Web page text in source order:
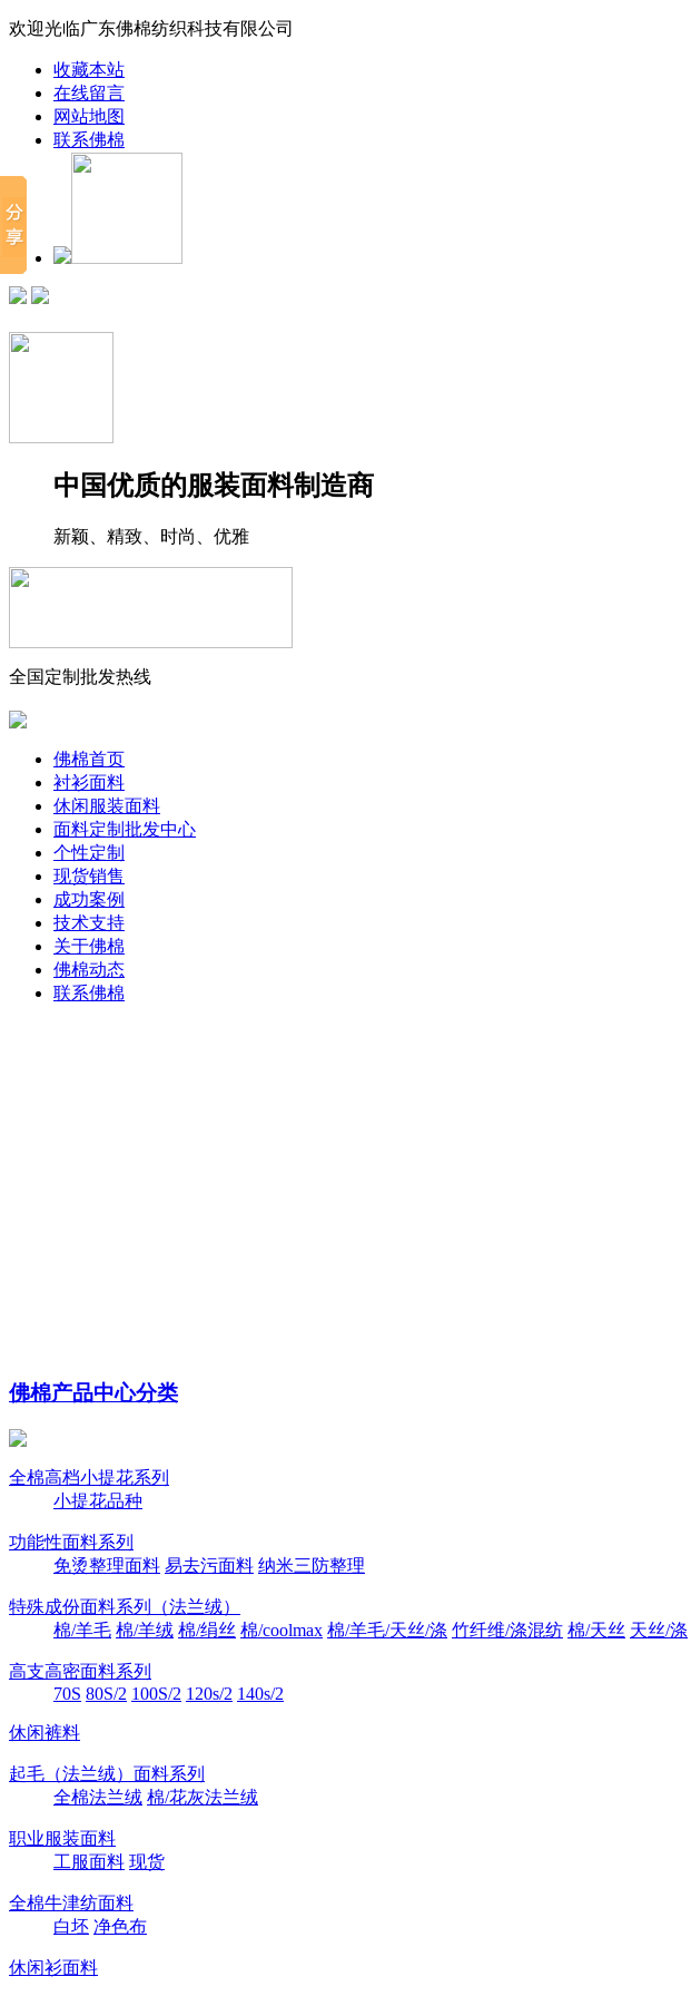
欢迎光临广东佛棉纺织科技有限公司
收藏本站
在线留言
网站地图
联系佛棉
中国优质的服装面料制造商
新颖、精致、时尚、优雅
全国定制批发热线
佛棉首页
衬衫面料
休闲服装面料
面料定制批发中心
个性定制
现货销售
成功案例
技术支持
关于佛棉
佛棉动态
联系佛棉
佛棉产品中心分类
全棉高档小提花系列
小提花品种
功能性面料系列
免烫整理面料 易去污面料 纳米三防整理
特殊成份面料系列（法兰绒）
棉/羊毛 棉/羊绒 棉/绢丝 棉/coolmax 棉/羊毛/天丝/涤 竹纤维/涤混纺 棉/天丝 天丝/涤
高支高密面料系列
70S 80S/2 100S/2 120s/2 140s/2
休闲裤料
起毛（法兰绒）面料系列
全棉法兰绒 棉/花灰法兰绒
职业服装面料
工服面料 现货
全棉牛津纺面料
白坯 净色布
休闲衫面料